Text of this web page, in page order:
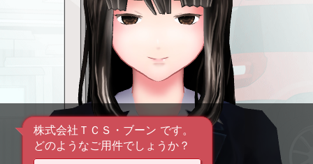
株式会社ＴＣＳ・ブーン です。
どのようなご用件でしょうか？